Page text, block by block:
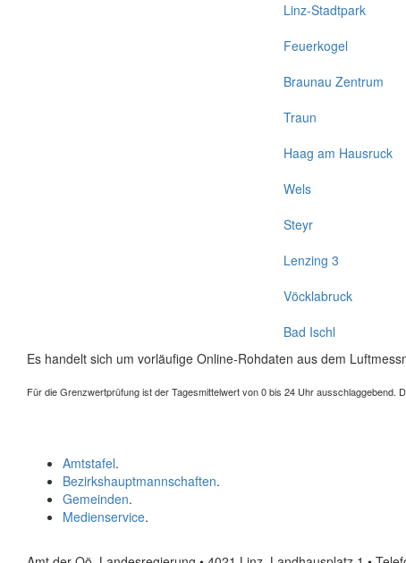
Linz-Stadtpark
Feuerkogel
Braunau Zentrum
Traun
Haag am Hausruck
Wels
Steyr
Lenzing 3
Vöcklabruck
Bad Ischl
Es handelt sich um vorläufige Online-Rohdaten aus dem
Für die Grenzwertprüfung ist der Tagesmittelwert von 0 bis 24 Uhr ausschlaggebend.
Amtstafel.
Bezirkshauptmannschaften.
Gemeinden.
Medienservice.